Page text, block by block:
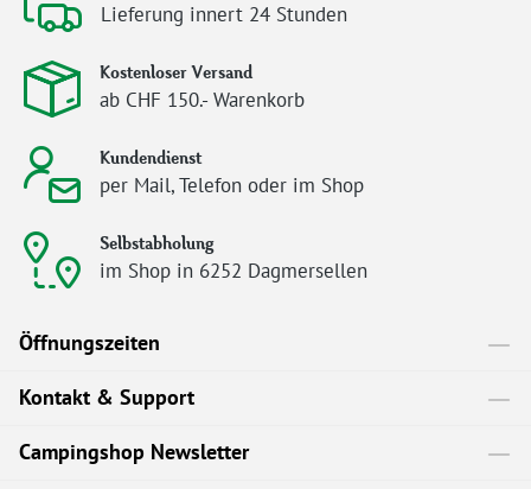
Lieferung innert 24 Stunden
Kostenloser Versand
ab CHF 150.- Warenkorb
Kundendienst
per Mail, Telefon oder im Shop
Selbstabholung
im Shop in 6252 Dagmersellen
Öffnungszeiten
Kontakt & Support
Campingshop Newsletter